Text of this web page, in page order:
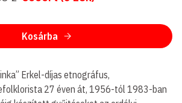
Kosárba
Erkel-díjas etnográfus,
27 éven át, 1956-tól 1983-ban